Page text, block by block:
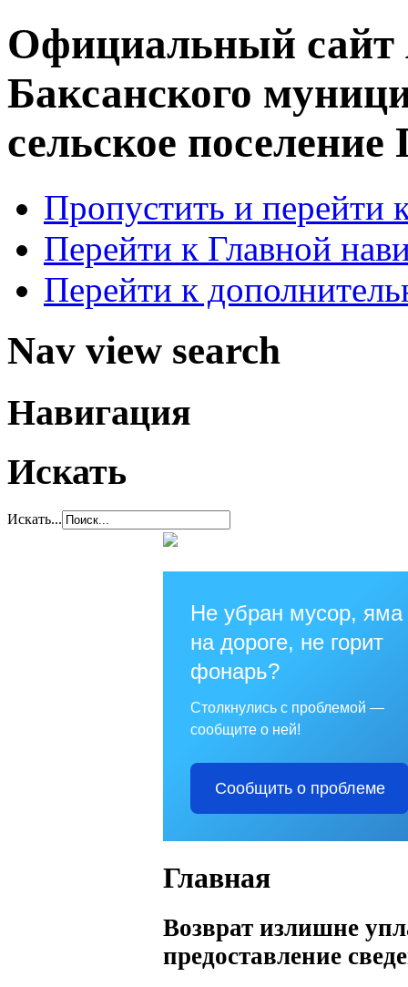
Официальный сайт
Баксанского
сельское
Пропустить и перейти
Перейти к Главной
Перейти к
Nav view search
Навигация
Искать
Искать...
Не убран мусор, яма
на дороге, не горит
фонарь?
Столкнулись с проблемой —
сообщите о ней!
Сообщить о проблеме
Главная
Возврат излишне
предоставление